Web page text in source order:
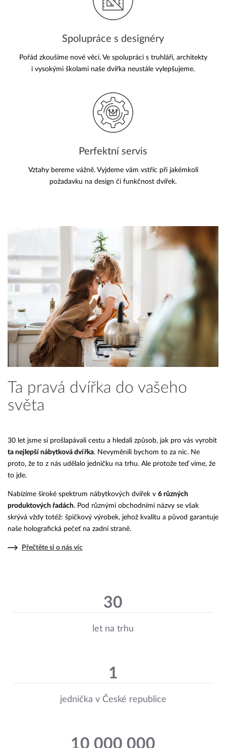
Spolupráce s designéry
Pořád zkoušíme nové věci. Ve spolupráci s truhláři, architekty
i vysokými školami naše dvířka neustále vylepšujeme.
Perfektní servis
Vztahy bereme vážně. Vyjdeme vám vstříc při jakémkoli
požadavku na design či funkčnost dvířek.
Ta pravá dvířka do vašeho
světa
30 let jsme si prošlapávali cestu a hledali způsob, jak pro vás vyrobit
ta nejlepší nábytková dvířka. Nevyměnili bychom to za nic. Ne
proto, že to z nás udělalo jedničku na trhu. Ale protože teď víme, že
to jde.
Nabízíme široké spektrum nábytkových dvířek v 6 různých
produktových řadách. Pod různými obchodními názvy se však
skrývá vždy totéž: špičkový výrobek, jehož kvalitu a původ garantuje
naše holografická pečeť na zadní straně.
Přečtěte si o nás víc
30
let na trhu
1
jednička v České republice
10 000 000